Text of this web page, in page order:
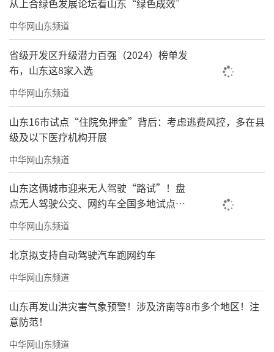
中华网山东频道
省级开发区升级潜力百强（2024）榜单发
布，山东这8家入选
中华网山东频道
山东16市试点“住院免押金”背后：考虑逃费风控，多在县
级及以下医疗机构开展
中华网山东频道
山东这俩城市迎来无人驾驶“路试”！盘
点无人驾驶公交、网约车全国多地试点之
路
中华网山东频道
北京拟支持自动驾驶汽车跑网约车
中华网山东频道
山东再发山洪灾害气象预警！涉及济南等8市多个地区！注
意防范！
中华网山东频道